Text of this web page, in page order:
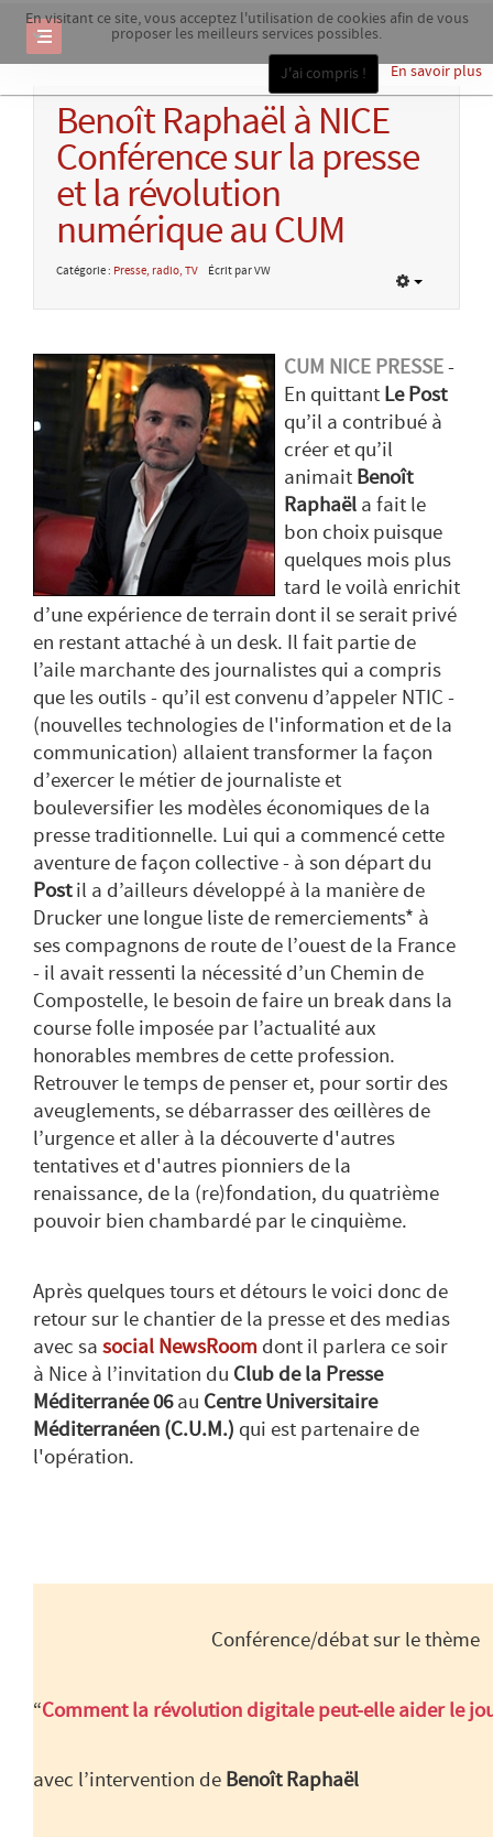
En visitant ce site, vous acceptez l'utilisation de cookies afin de vous
proposer les meilleurs services possibles.
En savoir plus
J'ai compris !
Benoît Raphaël à NICE
Conférence sur la presse
et la révolution
numérique au CUM
Catégorie : Presse, radio, TV Écrit par VW
CUM NICE PRESSE-
En quittant Le Post
qu’il a contribué à
créer et qu’il
animait Benoît
Raphaël a fait le
bon choix puisque
quelques mois plus
tard le voilà enrichit
d’une expérience de terrain dont il se serait privé
en restant attaché à un desk. Il fait partie de
l’aile marchante des journalistes qui a compris
que les outils - qu’il est convenu d’appeler NTIC -
(nouvelles technologies de l'information et de la
communication) allaient transformer la façon
d’exercer le métier de journaliste et
bouleversifier les modèles économiques de la
presse traditionnelle. Lui qui a commencé cette
aventure de façon collective - à son départ du
Postil a d’ailleurs développé à la manière de
Drucker une longue liste de remerciements* à
ses compagnons de route de l’ouest de la France
- il avait ressenti la nécessité d’un Chemin de
Compostelle, le besoin de faire un break dans la
course folle imposée par l’actualité aux
honorables membres de cette profession.
Retrouver le temps de penser et, pour sortir des
aveuglements, se débarrasser des œillères de
l’urgence et aller à la découverte d'autres
tentatives et d'autres pionniers de la
renaissance, de la (re)fondation, du quatrième
pouvoir bien chambardé par le cinquième.
Après quelques tours et détours le voici donc de
retour sur le chantier de la presse et des medias
avec sa social NewsRoom dont il parlera ce soir
à Nice à l’invitation du Club de la Presse
Méditerranée 06au Centre Universitaire
Méditerranéen (C.U.M.) qui est partenaire de
l'opération.
Conférence/débat sur le thème
“Comment la révolution digitale peut-elle aider le
avec l’intervention de Benoît Raphaël